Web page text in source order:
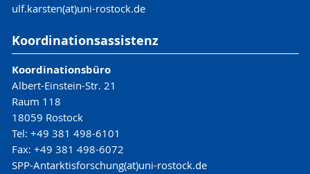
ulf.karsten(at)uni-rostock.de
Koordinationsassistenz
Koordinationsbüro
Albert-Einstein-Str. 21
Raum 118
18059 Rostock
Tel: +49 381 498-6101
Fax: +49 381 498-6072
SPP-Antarktisforschung(at)uni-rostock.de